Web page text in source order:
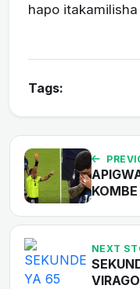
hapo
Tags:
NEXT